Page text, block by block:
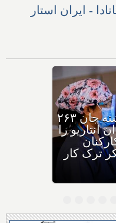
- ایران استار
تنهایی
در کانادا؛ ۳۴% جوانان و ۴۱%
تنهایی